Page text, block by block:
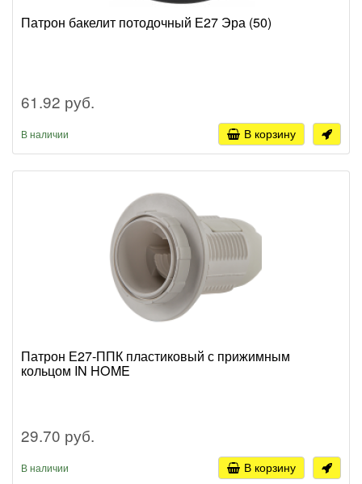
Патрон бакелит потодочный Е27 Эра (50)
61.92 руб.
В наличии В корзину
Патрон Е27-ППК пластиковый с прижимным
кольцом IN HOME
29.70 руб.
В наличии В корзину